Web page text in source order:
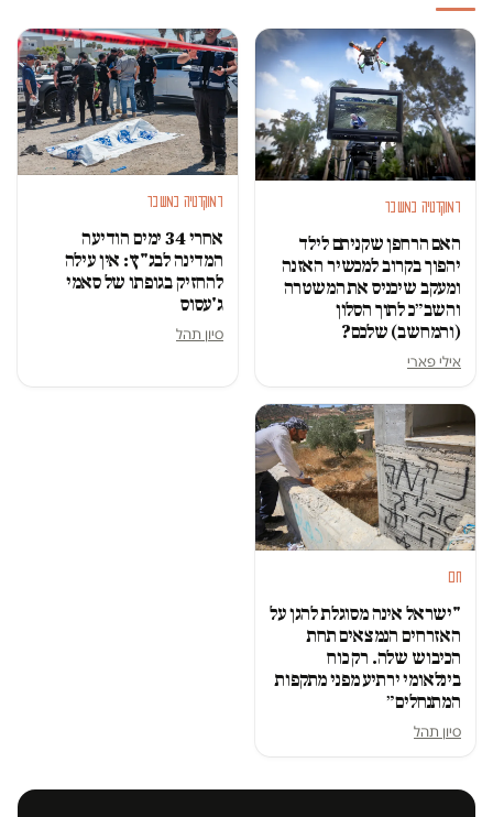
דמוקרטיה במשבר
האם הרחפן שקניתם לילד
יהפוך בקרוב למכשיר האזנה
ומעקב שיכניס את המשטרה
והשב״כ לתוך הסלון
(והמחשב) שלכם?
אילי פארי
דמוקרטיה במשבר
אחרי 34 ימים הודיעה
המדינה לבג"ץ: אין עילה
להחזיק בגופתו של סאמי
ג'עסוס
סיון תהל
חם
"ישראל אינה מסוגלת להגן על
האזרחים הנמצאים תחת
הכיבוש שלה. רק כוח
בינלאומי ירתיע מפני מתקפות
המתנחלים״
סיון תהל